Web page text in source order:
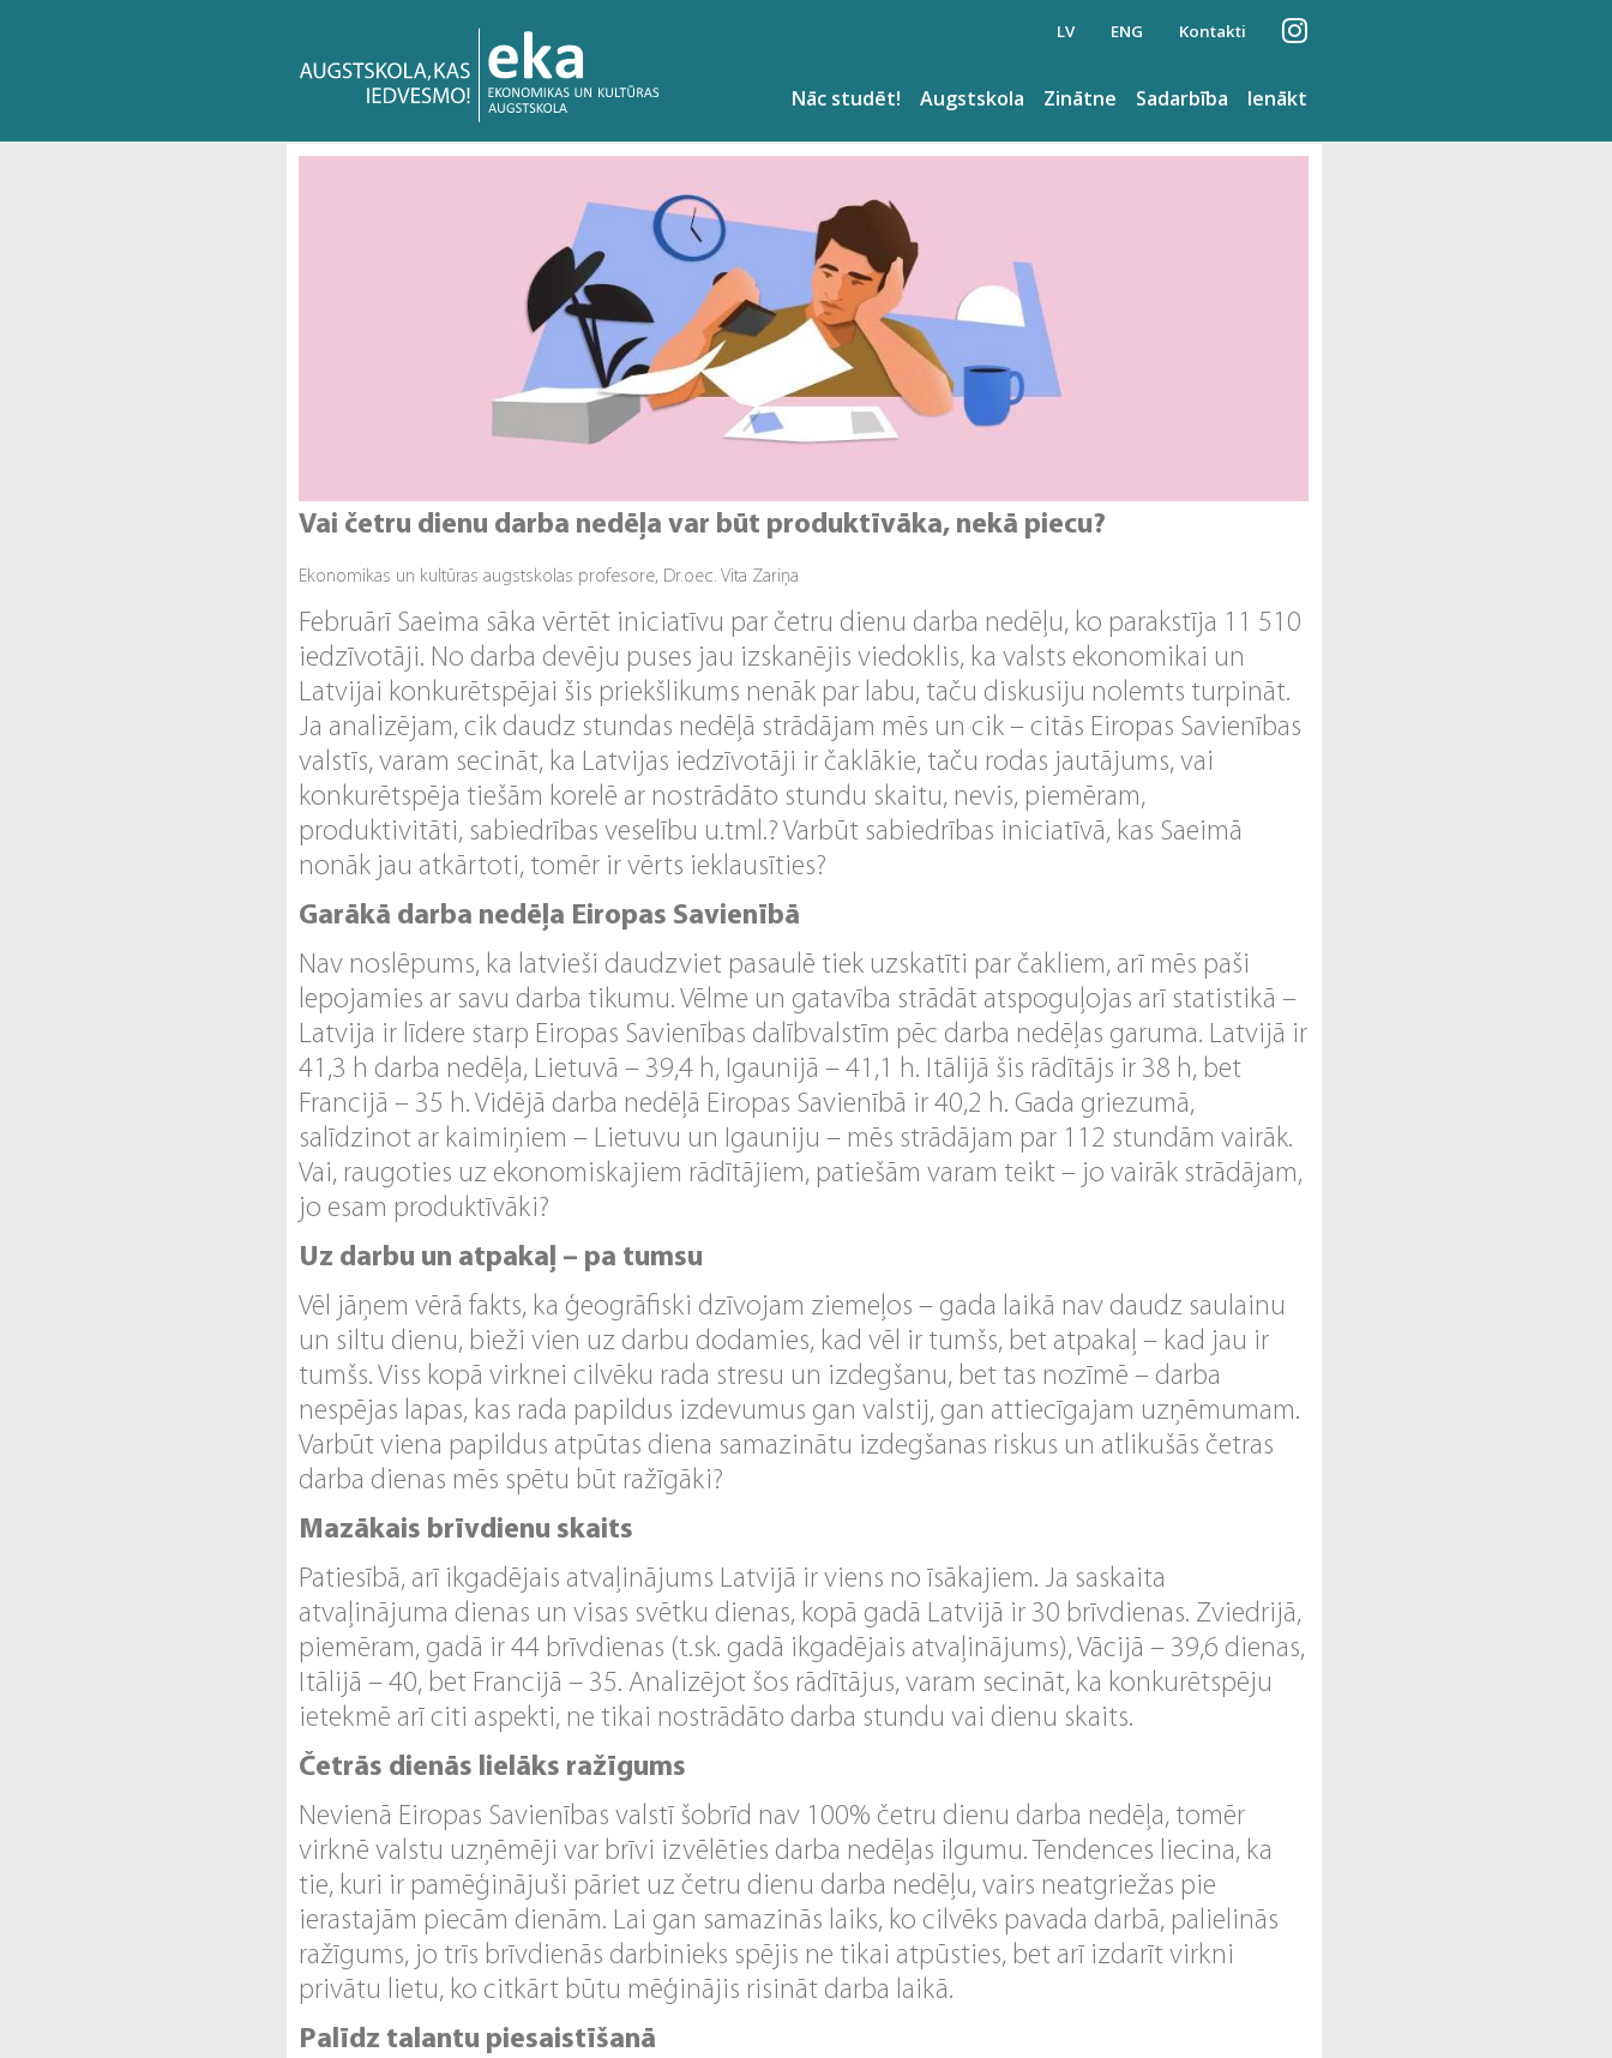
LV ENG Kontakti
Ienākt
Sadarbība
Zinātne
Augstskola
Nāc studēt!
Vai četru dienu darba nedēļa var būt produktīvāka, nekā piecu?
Ekonomikas un kultūras augstskolas profesore, Dr.oec. Vita Zariņa
Februārī Saeima sāka vērtēt iniciatīvu par četru dienu darba nedēļu, ko parakstīja 11 510
iedzīvotāji. No darba devēju puses jau izskanējis viedoklis, ka valsts ekonomikai un
Latvijai konkurētspējai šis priekšlikums nenāk par labu, taču diskusiju nolemts turpināt.
Ja analizējam, cik daudz stundas nedēļā strādājam mēs un cik – citās Eiropas Savienības
valstīs, varam secināt, ka Latvijas iedzīvotāji ir čaklākie, taču rodas jautājums, vai
konkurētspēja tiešām korelē ar nostrādāto stundu skaitu, nevis, piemēram,
produktivitāti, sabiedrības veselību u.tml.? Varbūt sabiedrības iniciatīvā, kas Saeimā
nonāk jau atkārtoti, tomēr ir vērts ieklausīties?
Garākā darba nedēļa Eiropas Savienībā
Nav noslēpums, ka latvieši daudzviet pasaulē tiek uzskatīti par čakliem, arī mēs paši
lepojamies ar savu darba tikumu. Vēlme un gatavība strādāt atspoguļojas arī statistikā –
Latvija ir līdere starp Eiropas Savienības dalībvalstīm pēc darba nedēļas garuma. Latvijā ir
41,3 h darba nedēļa, Lietuvā – 39,4 h, Igaunijā – 41,1 h. Itālijā šis rādītājs ir 38 h, bet
Francijā – 35 h. Vidējā darba nedēļā Eiropas Savienībā ir 40,2 h. Gada griezumā,
salīdzinot ar kaimiņiem – Lietuvu un Igauniju – mēs strādājam par 112 stundām vairāk.
Vai, raugoties uz ekonomiskajiem rādītājiem, patiešām varam teikt – jo vairāk strādājam,
jo esam produktīvāki?
Uz darbu un atpakaļ – pa tumsu
Vēl jāņem vērā fakts, ka ģeogrāfiski dzīvojam ziemeļos – gada laikā nav daudz saulainu
un siltu dienu, bieži vien uz darbu dodamies, kad vēl ir tumšs, bet atpakaļ – kad jau ir
tumšs. Viss kopā virknei cilvēku rada stresu un izdegšanu, bet tas nozīmē – darba
nespējas lapas, kas rada papildus izdevumus gan valstij, gan attiecīgajam uzņēmumam.
Varbūt viena papildus atpūtas diena samazinātu izdegšanas riskus un atlikušās četras
darba dienas mēs spētu būt ražīgāki?
Mazākais brīvdienu skaits
Patiesībā, arī ikgadējais atvaļinājums Latvijā ir viens no īsākajiem. Ja saskaita
atvaļinājuma dienas un visas svētku dienas, kopā gadā Latvijā ir 30 brīvdienas. Zviedrijā,
piemēram, gadā ir 44 brīvdienas (t.sk. gadā ikgadējais atvaļinājums), Vācijā – 39,6 dienas,
Itālijā – 40, bet Francijā – 35. Analizējot šos rādītājus, varam secināt, ka konkurētspēju
ietekmē arī citi aspekti, ne tikai nostrādāto darba stundu vai dienu skaits.
Četrās dienās lielāks ražīgums
Nevienā Eiropas Savienības valstī šobrīd nav 100% četru dienu darba nedēļa, tomēr
virknē valstu uzņēmēji var brīvi izvēlēties darba nedēļas ilgumu. Tendences liecina, ka
tie, kuri ir pamēģinājuši pāriet uz četru dienu darba nedēļu, vairs neatgriežas pie
ierastajām piecām dienām. Lai gan samazinās laiks, ko cilvēks pavada darbā, palielinās
ražīgums, jo trīs brīvdienās darbinieks spējis ne tikai atpūsties, bet arī izdarīt virkni
privātu lietu, ko citkārt būtu mēģinājis risināt darba laikā.
Palīdz talantu piesaistīšanā